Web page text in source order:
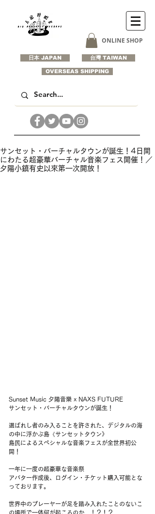
日本 JAPAN
ONLINE SHOP
台灣 TAIWAN
OVERSEAS SHIPPING
サンセット・バーチャルタウンが誕生！4日間
にわたる超豪華バーチャル音楽フェス開催！／
夕陽小鎮有史以來第一次開放！
Sunset Music 夕陽音樂 x NAXS FUTURE
サンセット・バーチャルタウンが誕生！
選ばれし者のみ入ることを許された、デジタルの海
の中に浮かぶ島《サンセットタウン》
島民によるスペシャルな音楽フェスが全世界初公
開！
一年に一度の超豪華な音楽祭
アバター作成後、ログイン・チケット購入可能とな
っております。
世界中のプレーヤーが足を踏み入れたことのないこ
の場所で一体何が起こるのか…！？！？